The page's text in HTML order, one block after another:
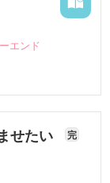
エンド
せたい 完